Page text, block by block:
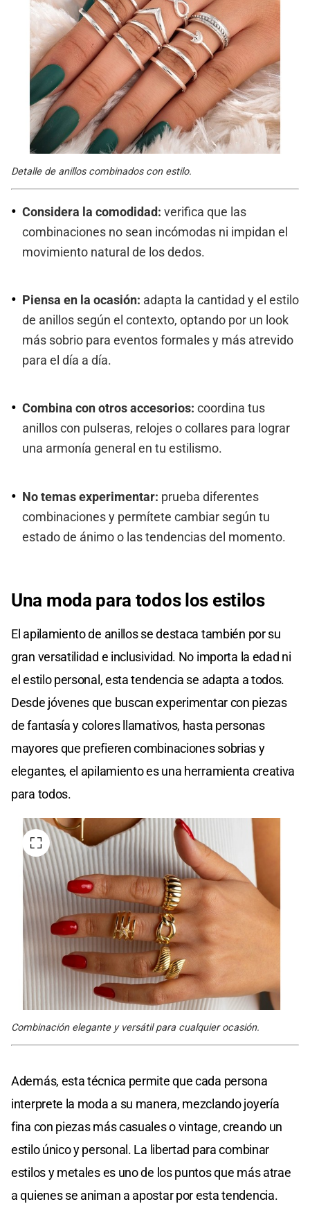
Detalle de anillos combinados con estilo.
Considera la comodidad: verifica que las
combinaciones no sean incómodas ni impidan el
movimiento natural de los dedos.
Piensa en la ocasión: adapta la cantidad y el estilo
de anillos según el contexto, optando por un look
más sobrio para eventos formales y más atrevido
para el día a día.
Combina con otros accesorios: coordina tus
anillos con pulseras, relojes o collares para lograr
una armonía general en tu estilismo.
No temas experimentar: prueba diferentes
combinaciones y permítete cambiar según tu
estado de ánimo o las tendencias del momento.
Una moda para todos los estilos
El apilamiento de anillos se destaca también por su
gran versatilidad e inclusividad. No importa la edad ni
el estilo personal, esta tendencia se adapta a todos.
Desde jóvenes que buscan experimentar con piezas
de fantasía y colores llamativos, hasta personas
mayores que prefieren combinaciones sobrias y
elegantes, el apilamiento es una herramienta creativa
para todos.
Combinación elegante y versátil para cualquier ocasión.
Además, esta técnica permite que cada persona
interprete la moda a su manera, mezclando joyería
fina con piezas más casuales o vintage, creando un
estilo único y personal. La libertad para combinar
estilos y metales es uno de los puntos que más atrae
a quienes se animan a apostar por esta tendencia.